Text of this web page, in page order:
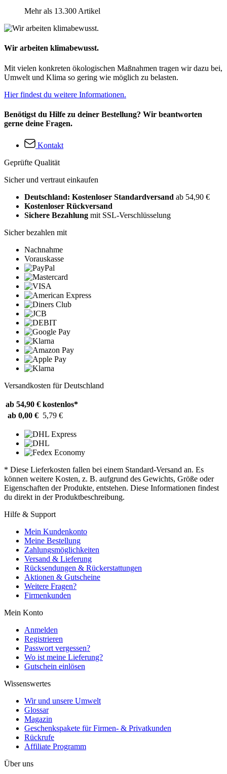
Mehr als 13.300 Artikel
Wir arbeiten klimabewusst.
Mit vielen konkreten ökologischen Maßnahmen tragen wir dazu bei,
Umwelt und Klima so gering wie möglich zu belasten.
Hier findest du weitere Informationen.
Benötigst du Hilfe zu deiner Bestellung? Wir beantworten
gerne deine Fragen.
Kontakt
Geprüfte Qualität
Sicher und vertraut einkaufen
Deutschland: Kostenloser Standardversand ab 54,90 €
Kostenloser Rückversand
Sichere Bezahlung mit SSL-Verschlüsselung
Sicher bezahlen mit
Nachnahme
Vorauskasse
Versandkosten für Deutschland
ab 54,90 € kostenlos*
ab 0,00 € 5,79 €
* Diese Lieferkosten fallen bei einem Standard-Versand an. Es
können weitere Kosten, z. B. aufgrund des Gewichts, Größe oder
Eigenschaften der Produkte, entstehen. Diese Informationen findest
du direkt in der Produktbeschreibung.
Hilfe & Support
Mein Kundenkonto
Meine Bestellung
Zahlungsmöglichkeiten
Versand & Lieferung
Rücksendungen & Rückerstattungen
Aktionen & Gutscheine
Weitere Fragen?
Firmenkunden
Mein Konto
Anmelden
Registrieren
Passwort vergessen?
Wo ist meine Lieferung?
Gutschein einlösen
Wissenswertes
Wir und unsere Umwelt
Glossar
Magazin
Geschenkspakete für Firmen- & Privatkunden
Rückrufe
Affiliate Programm
Über uns